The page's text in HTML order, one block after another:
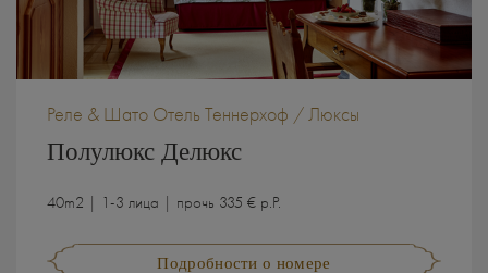
Реле & Шато Отель Теннерхоф / Люксы
Полулюкс Делюкс
40m2 | 1-3 лица | прочь 335 € p.P.
Подробности о номере